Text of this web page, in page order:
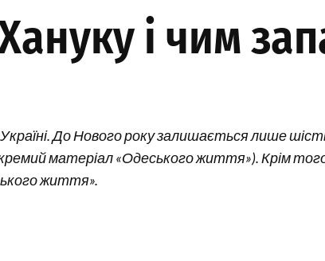
і чим
До Нового року залишається лише
матеріал «Одеського життя»). Крім
життя».